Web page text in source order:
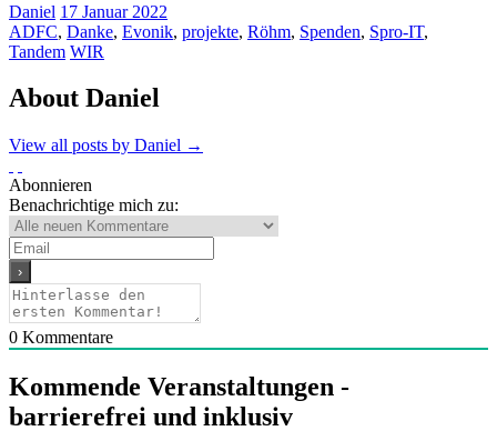
Daniel 17 Januar 2022
ADFC, Danke, Evonik, projekte, Röhm, Spenden, Spro-IT,
Tandem WIR
About Daniel
View all posts by Daniel →
Abonnieren
Benachrichtige mich zu:
0 Kommentare
Kommende Veranstaltungen -
barrierefrei und inklusiv